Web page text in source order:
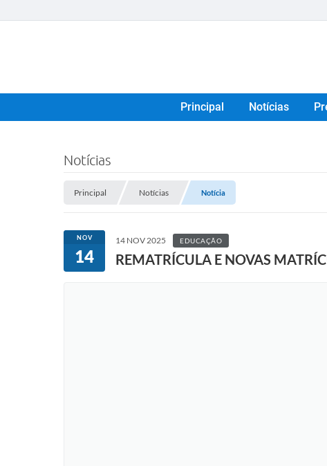
Principal Notícias
Notícias
Principal Notícias Notícia
NOV
14
14 NOV 2025 EDUCAÇÃO
REMATRÍCULA E NOVAS